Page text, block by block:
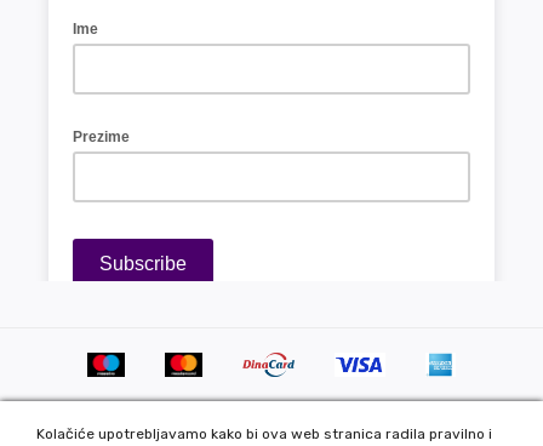
Kolačiće upotrebljavamo kako bi ova web stranica radila pravilno i